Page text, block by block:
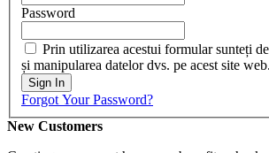
Password
Prin utilizarea acestui formular sunteți
și manipularea datelor dvs. pe acest site web.
Sign In
Forgot Your Password?
New Customers